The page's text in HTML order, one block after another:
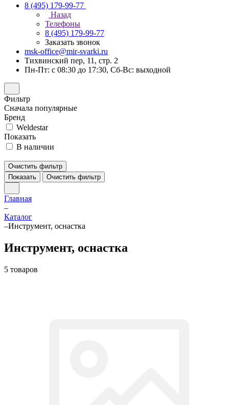
8 (495) 179-99-77
Назад
Телефоны
8 (495) 179-99-77
Заказать звонок
msk-office@mir-svarki.ru
Тихвинский пер, 11, стр. 2
Пн-Пт: с 08:30 до 17:30, Сб-Вс: выходной
Фильтр
Сначала популярные
Бренд
Weldestar
Показать
В наличии
Очистить фильтр
Показать
Очистить фильтр
Главная
–
Каталог
–Инструмент, оснастка
Инструмент, оснастка
5 товаров